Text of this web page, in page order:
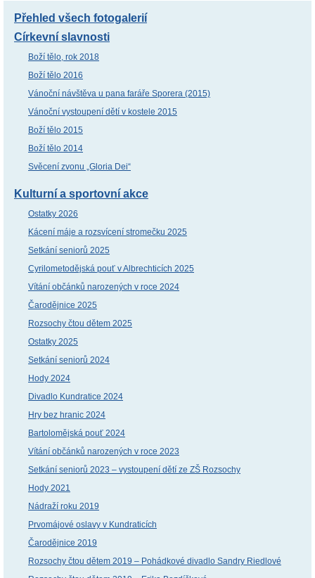
Přehled všech fotogalerií
Církevní slavnosti
Boží tělo, rok 2018
Boží tělo 2016
Vánoční návštěva u pana faráře Sporera (2015)
Vánoční vystoupení dětí v kostele 2015
Boží tělo 2015
Boží tělo 2014
Svěcení zvonu „Gloria Dei“
Kulturní a sportovní akce
Ostatky 2026
Kácení máje a rozsvícení stromečku 2025
Setkání seniorů 2025
Cyrilometodějská pouť v Albrechticích 2025
Vítání občánků narozených v roce 2024
Čarodějnice 2025
Rozsochy čtou dětem 2025
Ostatky 2025
Setkání seniorů 2024
Hody 2024
Divadlo Kundratice 2024
Hry bez hranic 2024
Bartolomějská pouť 2024
Vítání občánků narozených v roce 2023
Setkání seniorů 2023 – vystoupení dětí ze ZŠ Rozsochy
Hody 2021
Nádraží roku 2019
Prvomájové oslavy v Kundraticích
Čarodějnice 2019
Rozsochy čtou dětem 2019 – Pohádkové divadlo Sandry Riedlové